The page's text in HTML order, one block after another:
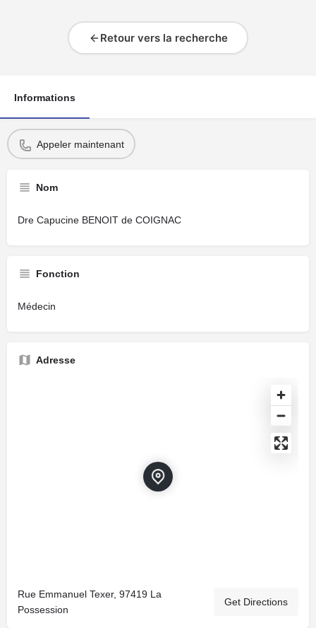
Retour vers la recherche
Informations
Appeler maintenant
Nom
Dre Capucine BENOIT de COIGNAC
Fonction
Médecin
Adresse
Rue Emmanuel Texer, 97419 La
Possession
Get Directions